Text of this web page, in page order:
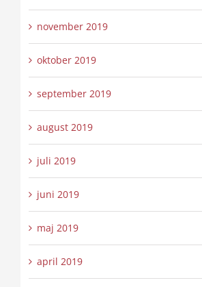
november 2019
oktober 2019
september 2019
august 2019
juli 2019
juni 2019
maj 2019
april 2019